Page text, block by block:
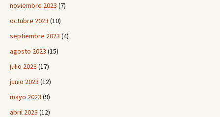
noviembre 2023 (7)
octubre 2023 (10)
septiembre 2023 (4)
agosto 2023 (15)
julio 2023 (17)
junio 2023 (12)
mayo 2023 (9)
abril 2023 (12)